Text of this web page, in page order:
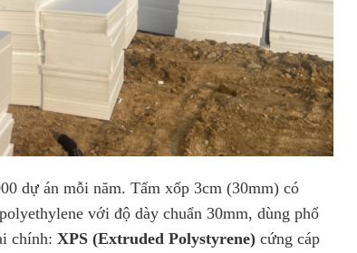
dự án mỗi năm. Tấm xốp 3cm (30mm) có
với độ dày chuẩn 30mm, dùng phổ
chính: XPS (Extruded Polystyrene) cứng cáp